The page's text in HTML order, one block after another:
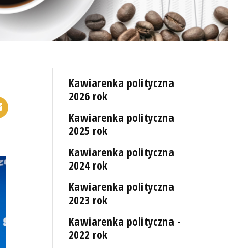
Kawiarenka polityczna
2026 rok
Kawiarenka polityczna
2025 rok
Kawiarenka polityczna
2024 rok
Kawiarenka polityczna
2023 rok
Kawiarenka polityczna -
2022 rok